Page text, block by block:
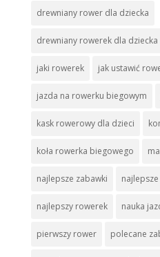
drewniany rower dla dziecka
drewniany rowerek dla dziecka
jaki rowerek jak ustawić
jazda na rowerku biegowym
kask rowerowy dla dzieci
koła rowerka biegowego
najlepsze zabawki
najlepszy rowerek nauka
pierwszy rower polecane